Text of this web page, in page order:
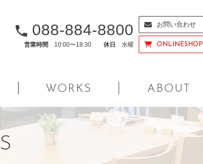
088-884-8800
営業時間 10:00〜18:30 休日 水曜
お問い合わせ
ONLINESHOP
WORKS ABOUT